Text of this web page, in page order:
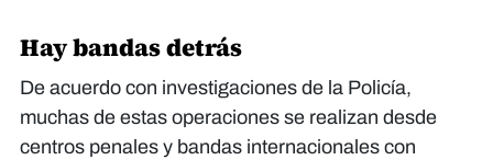
Hay bandas detrás
De acuerdo con investigaciones de la Policía,
muchas de estas operaciones se realizan desde
centros penales y bandas internacionales con